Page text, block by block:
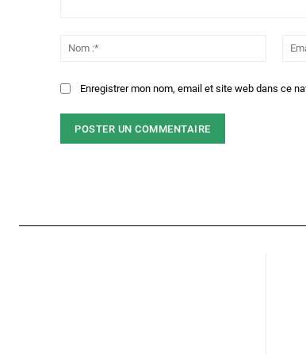
Enregistrer mon nom, email et site web dans ce